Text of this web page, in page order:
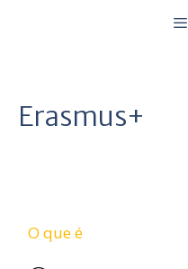
Erasmus+
O que é